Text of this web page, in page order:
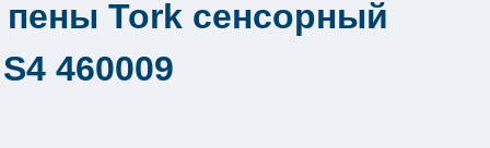
Tork сенсорный
460009